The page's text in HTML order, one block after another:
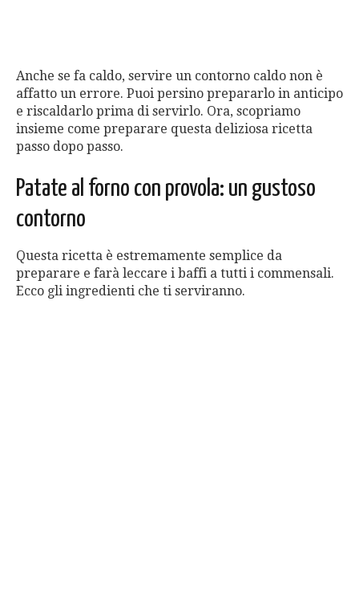
Anche se fa caldo, servire un contorno caldo non è
affatto un errore. Puoi persino prepararlo in anticipo
e riscaldarlo prima di servirlo. Ora, scopriamo
insieme come preparare questa deliziosa ricetta
passo dopo passo.
Patate al forno con provola: un gustoso
contorno
Questa ricetta è estremamente semplice da
preparare e farà leccare i baffi a tutti i commensali.
Ecco gli ingredienti che ti serviranno.